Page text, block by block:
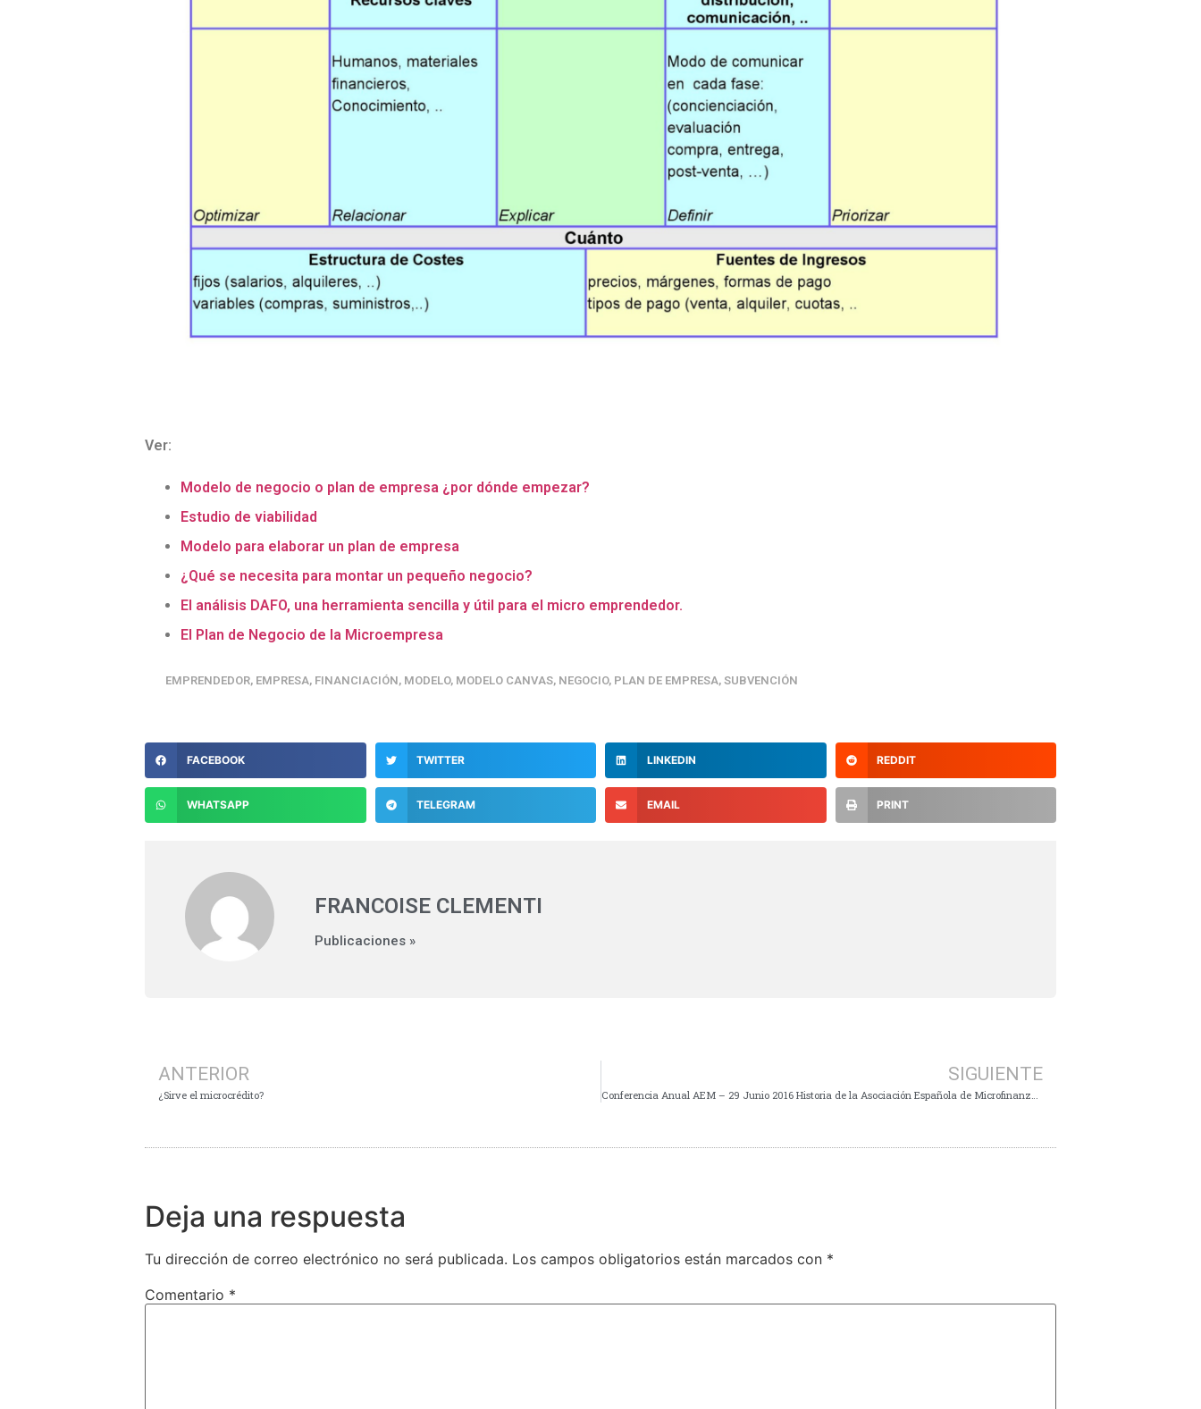
Ver:
Modelo de negocio o plan de empresa ¿por dónde empezar?
Estudio de viabilidad
Modelo para elaborar un plan de empresa
¿Qué se necesita para montar un pequeño negocio?
El análisis DAFO, una herramienta sencilla y útil para el micro emprendedor.
El Plan de Negocio de la Microempresa
EMPRENDEDOR, EMPRESA, FINANCIACIÓN, MODELO, MODELO CANVAS, NEGOCIO, PLAN DE EMPRESA, SUBVENCIÓN
FACEBOOK TWITTER LINKEDIN REDDIT
WHATSAPP TELEGRAM EMAIL PRINT
FRANCOISE CLEMENTI
Publicaciones »
ANTERIOR
¿Sirve el microcrédito?
SIGUIENTE
Deja una respuesta
Tu dirección de correo electrónico no será publicada. Los campos obligatorios están marcados con *
Comentario *